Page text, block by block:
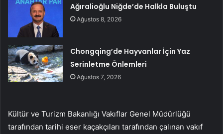
Ağıralioğlu Niğde’de Halkla Buluştu
Ağustos 8, 2026
Chongqing’de Hayvanlar İçin Yaz
Serinletme Önlemleri
Ağustos 7, 2026
Kültür ve Turizm Bakanlığı Vakıflar Genel Müdürlüğü
tarafından tarihi eser kaçakçıları tarafından çalınan vakıf